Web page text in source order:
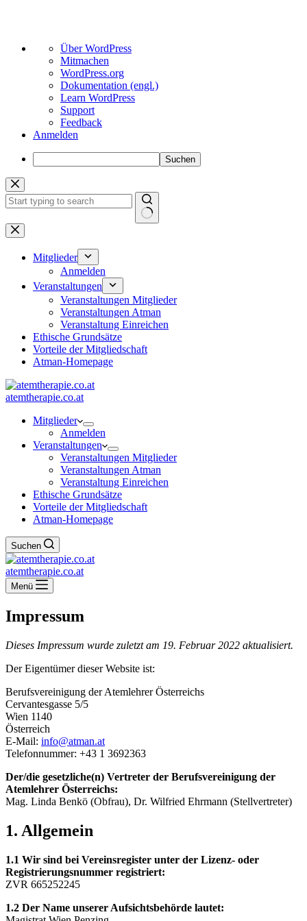
Über
WordPress
Über WordPress
Mitmachen
WordPress.org
Dokumentation (engl.)
Learn WordPress
Support
Feedback
Anmelden
Suchen
Zum
Inhalt
springen
Keine
Ergebnisse
Mitglieder
Anmelden
Veranstaltungen
Veranstaltungen Mitglieder
Veranstaltungen Atman
Veranstaltung Einreichen
Ethische Grundsätze
Vorteile der Mitgliedschaft
Atman-Homepage
atemtherapie.co.at
Mitglieder
Anmelden
Veranstaltungen
Veranstaltungen Mitglieder
Veranstaltungen Atman
Veranstaltung Einreichen
Ethische Grundsätze
Vorteile der Mitgliedschaft
Atman-Homepage
Suchen
atemtherapie.co.at
Menü
Impressum
Dieses Impressum wurde zuletzt am 19. Februar 2022 aktualisiert.
Der Eigentümer dieser Website ist:
Berufsvereinigung der Atemlehrer Österreichs
Cervantesgasse 5/5
Wien 1140
Österreich
E-Mail: info@atman.at
Telefonnummer: +43 1 3692363
Der/die gesetzliche(n) Vertreter der Berufsvereinigung der
Atemlehrer Österreichs:
Mag. Linda Benkö (Obfrau), Dr. Wilfried Ehrmann (Stellvertreter)
1. Allgemein
1.1 Wir sind bei Vereinsregister unter der Lizenz- oder
Registrierungsnummer registriert:
ZVR 665252245
1.2 Der Name unserer Aufsichtsbehörde lautet: